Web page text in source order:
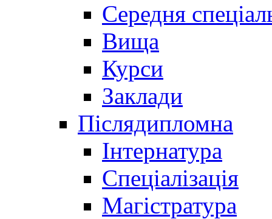
Середня
Вища
Курси
Заклади
Післядипломна
Інтернатура
Спеціалізація
Магістратура